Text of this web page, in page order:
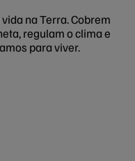
na Terra. Cobrem
regulam o clima e
para viver.